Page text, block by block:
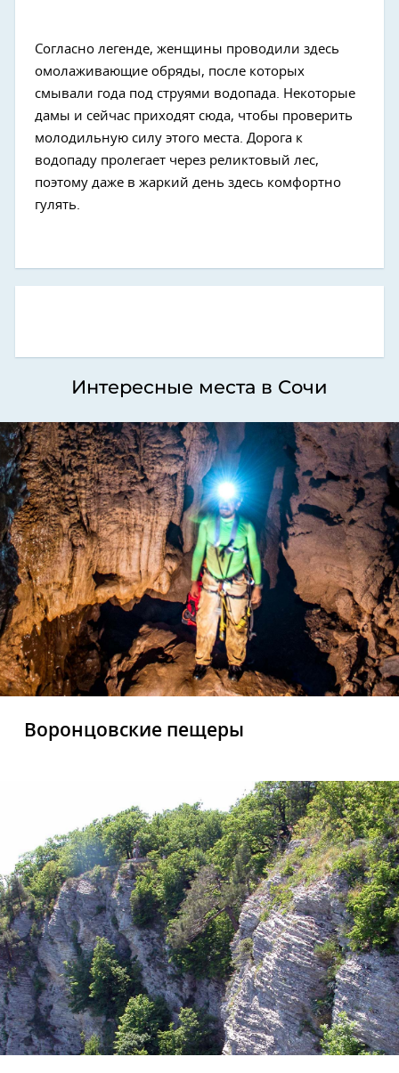
Согласно легенде, женщины проводили здесь
омолаживающие обряды, после которых
смывали года под струями водопада. Некоторые
дамы и сейчас приходят сюда, чтобы проверить
молодильную силу этого места. Дорога к
водопаду пролегает через реликтовый лес,
поэтому даже в жаркий день здесь комфортно
гулять.
Интересные места в Сочи
Воронцовские пещеры